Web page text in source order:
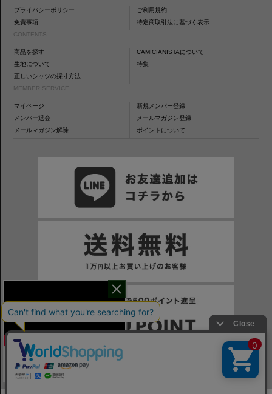
プライバシーポリシー
ご利用規約
免責事項
特定商取引法に基づく表示
CONTENTS
商品を探す
CAMICIANISTAについて
生地について
特集
正しいシャツの採寸方法
MEMBER SERVICE
マイページ
新規メンバー登録
メンバー退会
メールマガジン登録
メールマガジン解除
ポイントについて
※一部表示がPCサイトになるページもございます。
※当サイトの税込価格表示は、掲載時の消費税率に応じた価格で記載しております。ご注意ください。
干場氏が考える
「良いシャツの条件！」